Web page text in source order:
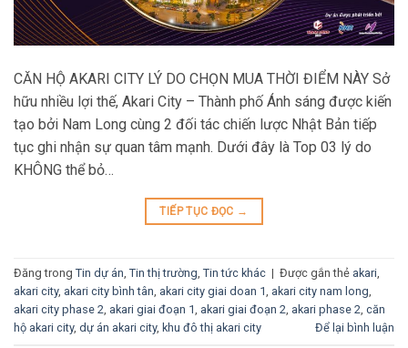
CĂN HỘ AKARI CITY LÝ DO CHỌN MUA THỜI ĐIỂM NÀY Sở
hữu nhiều lợi thế, Akari City – Thành phố Ánh sáng được kiến
tạo bởi Nam Long cùng 2 đối tác chiến lược Nhật Bản tiếp
tục ghi nhận sự quan tâm mạnh. Dưới đây là Top 03 lý do
KHÔNG thể bỏ…
TIẾP TỤC ĐỌC →
Đăng trong Tin dự án, Tin thị trường, Tin tức khác | Được gắn thẻ akari,
akari city, akari city bình tân, akari city giai doan 1, akari city nam long,
akari city phase 2, akari giai đoạn 1, akari giai đoạn 2, akari phase 2, căn
hộ akari city, dự án akari city, khu đô thị akari city Để lại bình luận